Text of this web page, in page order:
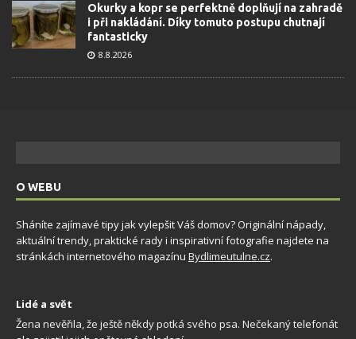
Okurky a kopr se perfektně doplňují na zahradě
i při nakládání. Díky tomuto postupu chutnají
fantasticky
8.8.2026
O WEBU
Sháníte zajímavé tipy jak vylepšit Váš domov? Originální nápady,
aktuální trendy, praktické rady i inspirativní fotografie najdete na
stránkách internetového magazínu Bydlimeutulne.cz.
Lidé a svět
Žena nevěřila, že ještě někdy potká svého psa. Nečekaný telefonát